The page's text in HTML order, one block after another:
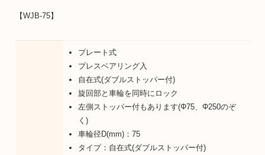
【WJB-75】
プレート式
プレスベアリング入
自在式(ダブルストッパー付)
旋回部と車輪を同時にロック
左側ストッパー付もあります(Φ75、Φ250のぞ
く)
車輪径D(mm)：75
タイプ：自在式(ダブルストッパー付)